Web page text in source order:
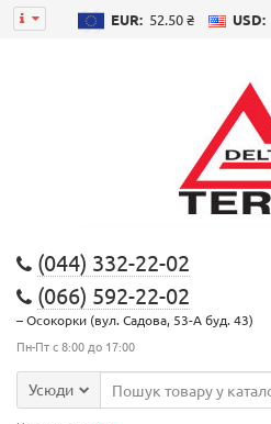
EUR: 52.50 ₴ USD:
(044) 332-22-02
(066) 592-22-02
– Осокорки (вул. Садова, 53-А буд. 43)
Пн-Пт с 8:00 до 17:00
Усюди